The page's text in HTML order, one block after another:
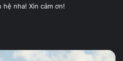
hệ nha! Xin cảm ơn!